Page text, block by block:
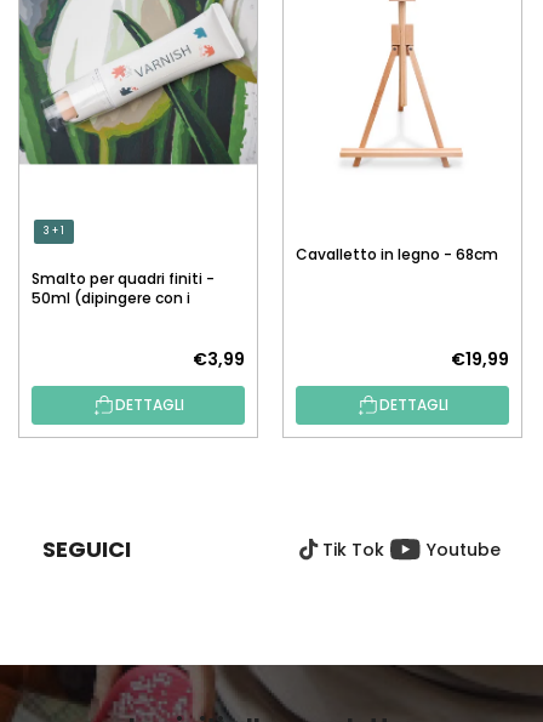
3 + 1
Smalto per quadri finiti -
50ml (dipingere con i
€3,99
DETTAGLI
Cavalletto in legno - 68cm
€19,99
DETTAGLI
G
SEGUICI Tik Tok Youtube